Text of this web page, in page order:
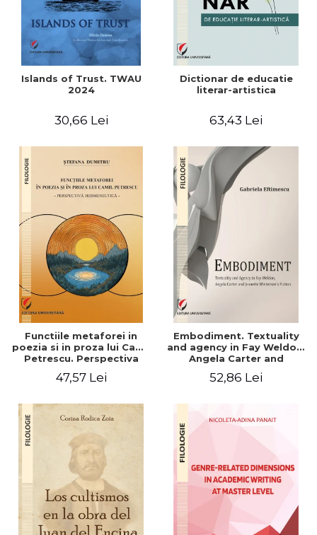
Islands of Trust. TWAU
2024
30,66 Lei
Dictionar de educatie
literar-artistica
63,43 Lei
Functiile metaforei in
poezia si in proza lui Camil
Petrescu. Perspectiva
47,57 Lei
Embodiment. Textuality
and agency in Fay Weldon,
Angela Carter and
fiction
52,86 Lei